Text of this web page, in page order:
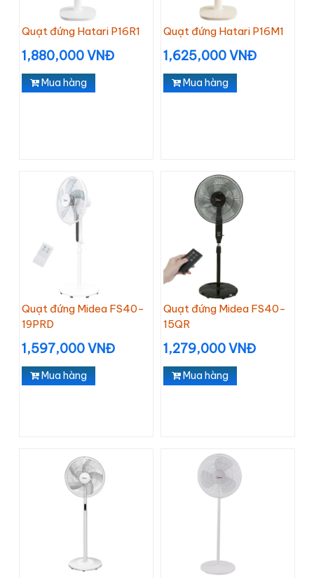
Quạt đứng Hatari P16R1
1,880,000 VNĐ
Mua hàng
Quạt đứng Hatari P16M1
1,625,000 VNĐ
Mua hàng
Quạt đứng Midea FS40-
19PRD
1,597,000 VNĐ
Mua hàng
Quạt đứng Midea FS40-
15QR
1,279,000 VNĐ
Mua hàng